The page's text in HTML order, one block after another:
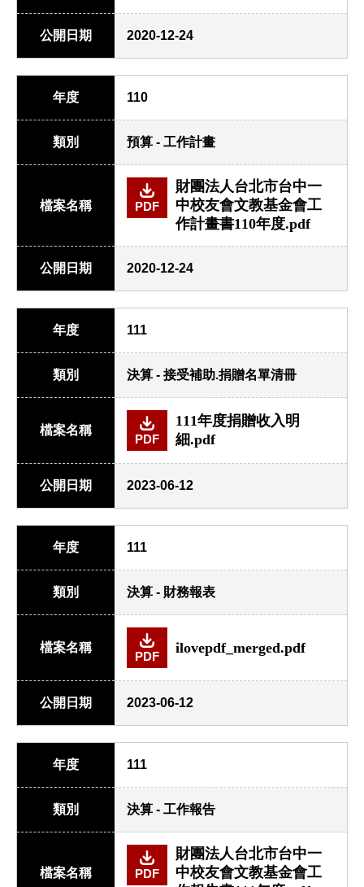
公開日期 2020-12-24
年度 110
類別 預算 - 工作計畫
檔案名稱 PDF
財團法人台北市台中一
中校友會文教基金會工
作計畫書110年度.pdf
公開日期 2020-12-24
年度 111
類別 決算 - 接受補助.捐贈名單清冊
檔案名稱
PDF
111年度捐贈收入明
細.pdf
公開日期 2023-06-12
年度 111
類別 決算 - 財務報表
檔案名稱
PDF
ilovepdf_merged.pdf
公開日期 2023-06-12
年度 111
類別 決算 - 工作報告
檔案名稱 PDF
財團法人台北市台中一
中校友會文教基金會工